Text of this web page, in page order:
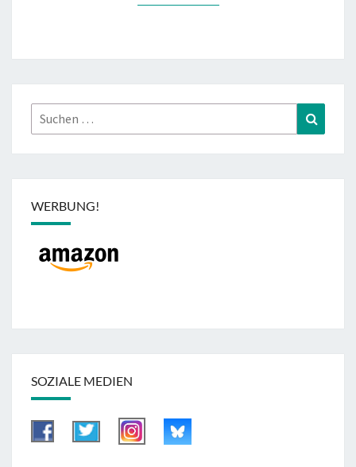
Suchen
nach:
WERBUNG!
SOZIALE MEDIEN